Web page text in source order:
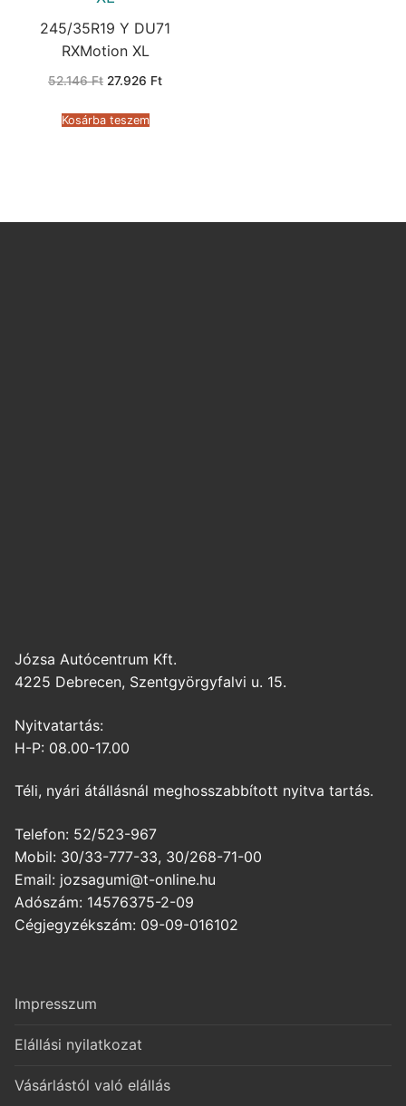
245/35R19 Y DU71
RXMotion XL
52.146Ft Original
52.146 Ft.
27.926 FtCurrent
Kosárba teszem
Józsa Autócentrum Kft.
4225 Debrecen, Szentgyörgyfalvi u. 15.
Nyitvatartás:
H-P: 08.00-17.00
Téli, nyári átállásnál meghosszabbított nyitva tartás.
Telefon: 52/523-967
Mobil: 30/33-777-33, 30/268-71-00
Email: jozsagumi@t-online.hu
Adószám: 14576375-2-09
Cégjegyzékszám: 09-09-016102
Impresszum
Elállási nyilatkozat
Vásárlástól való elállás